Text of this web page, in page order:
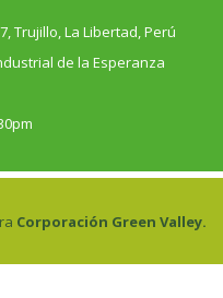
Trujillo, La Libertad, Perú
de la Esperanza
Corporación Green Valley.